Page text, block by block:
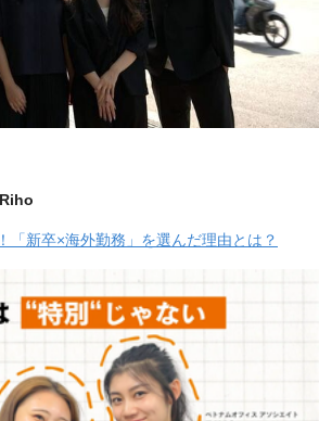
「新卒×海外勤務」を選んだ理由とは？